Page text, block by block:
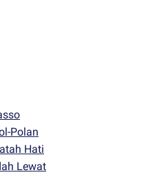
Polan
Hati
Lewat